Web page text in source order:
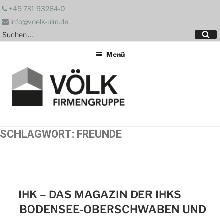
Zum
springen
+49 731 93264-0
info@voelk-ulm.de
Suchen
nach:
Menü
SCHLAGWORT: FREUNDE
IHK – DAS MAGAZIN DER IHKS
BODENSEE-OBERSCHWABEN UND